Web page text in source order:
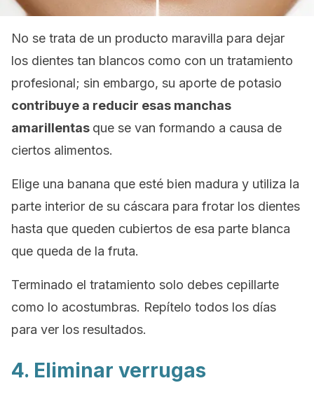
No se trata de un producto maravilla para dejar
los dientes tan blancos como con un tratamiento
profesional; sin embargo, su aporte de potasio
contribuye a reducir esas manchas
amarillentas que se van formando a causa de
ciertos alimentos.
Elige una banana que esté bien madura y utiliza la
parte interior de su cáscara para frotar los dientes
hasta que queden cubiertos de esa parte blanca
que queda de la fruta.
Terminado el tratamiento solo debes cepillarte
como lo acostumbras. Repítelo todos los días
para ver los resultados.
4. Eliminar verrugas